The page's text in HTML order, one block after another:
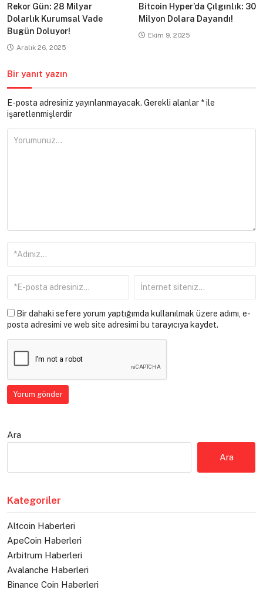
Rekor Gün: 28 Milyar
Dolarlık Kurumsal Vade
Bugün Doluyor!
Aralık 26, 2025
Bitcoin Hyper’da Çılgınlık: 30
Milyon Dolara Dayandı!
Ekim 9, 2025
Bir yanıt yazın
E-posta adresiniz yayınlanmayacak. Gerekli alanlar *ile
işaretlenmişlerdir
Bir dahaki sefere yorum yaptığımda kullanılmak üzere adımı, e-
posta adresimi ve web site adresimi bu tarayıcıya kaydet.
Ara
Ara
Kategoriler
Altcoin Haberleri
ApeCoin Haberleri
Arbitrum Haberleri
Avalanche Haberleri
Binance Coin Haberleri